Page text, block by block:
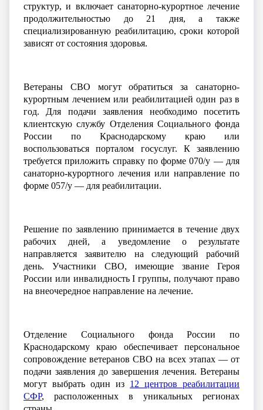
структур, и включает санаторно-курортное лечение
продолжительностью до 21 дня, а также
специализированную реабилитацию, сроки которой
зависят от состояния здоровья.
Ветераны СВО могут обратиться за
санаторно-
курортным лечением или реабилитацией один раз в
год. Для подачи заявления необходимо посетить
клиентскую службу Отделения Социального фонда
России по Краснодарскому краю или
воспользоваться порталом госуслуг. К заявлению
требуется приложить справку по форме 070/у — для
санаторно-курортного лечения или направление по
форме 057/у — для реабилитации.
Решение по заявлению принимается в течение двух
рабочих дней, а уведомление о результате
направляется заявителю на следующий рабочий
день. Участники СВО, имеющие звание Героя
России или инвалидность I группы, получают право
на внеочередное направление на лечение.
Отделение Социального фонда России по
Краснодарскому краю обеспечивает персональное
сопровождение ветеранов СВО на всех этапах — от
подачи заявления до завершения лечения. Ветераны
могут выбрать один из 12 центров реабилитации
СФР, расположенных в уникальных регионах